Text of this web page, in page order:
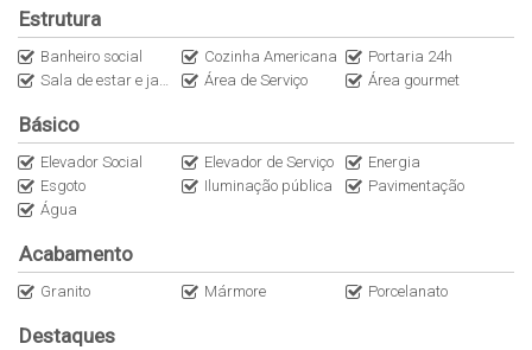
Os valores, condições e informações contidas neste anúncio
poderão sofrer alterações sem aviso prévio.
Nos reservamos ao direito de corrigir possíveis erros de
digitação.
Entre em contato para mais informações e agendamento de
Estrutura
Banheiro social Cozinha Americana
Portaria 24h
Sala de estar e jantar conjugadas
Área de Serviço Área gourmet
Básico
Elevador Social Elevador de Serviço
Energia
Esgoto
Iluminação pública
Pavimentação
Água
Acabamento
Granito Mármore Porcelanato
Destaques